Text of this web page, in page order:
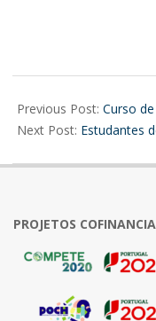
07-
15
Previous Post: Curso
Next Post: Estudantes
PROJETOS